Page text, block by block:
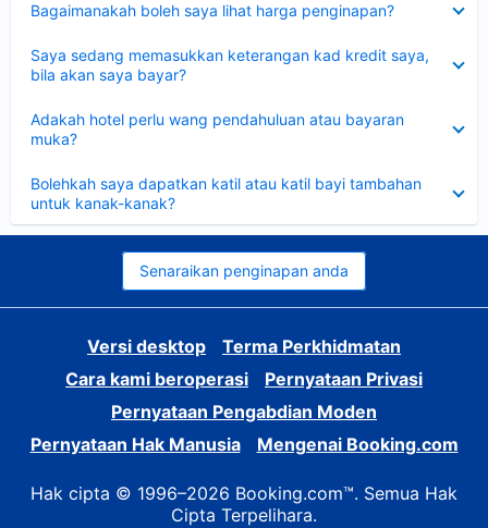
Bagaimanakah boleh saya lihat harga penginapan?
Saya sedang memasukkan keterangan kad kredit saya,
bila akan saya bayar?
Adakah hotel perlu wang pendahuluan atau bayaran
muka?
Bolehkah saya dapatkan katil atau katil bayi tambahan
untuk kanak-kanak?
Senaraikan penginapan anda
Versi desktop
Terma Perkhidmatan
Cara kami beroperasi
Pernyataan Privasi
Pernyataan Pengabdian Moden
Pernyataan Hak Manusia
Mengenai Booking.com
Hak cipta © 1996–2026 Booking.com™. Semua Hak
Cipta Terpelihara.